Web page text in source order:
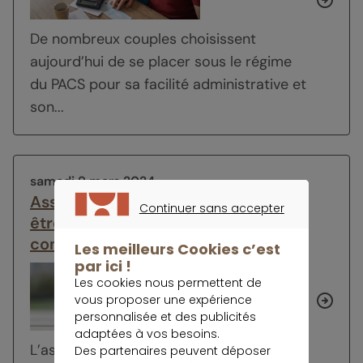
De nombreux couples choisissent
aujourd’hui de se placer sous le régime
du PACS pour sa facilité administrative et
son...
samedi 9 mars 2024
Assurance vie en 2024 : comment
être sûr de signer le meilleur
contrat ?
L’assurance vie se place toujours au
Continuer sans accepter
Les meilleurs Cookies c’est
par ici !
Les cookies nous permettent de
vous proposer une expérience
personnalisée et des publicités
adaptées à vos besoins.
Des partenaires peuvent déposer